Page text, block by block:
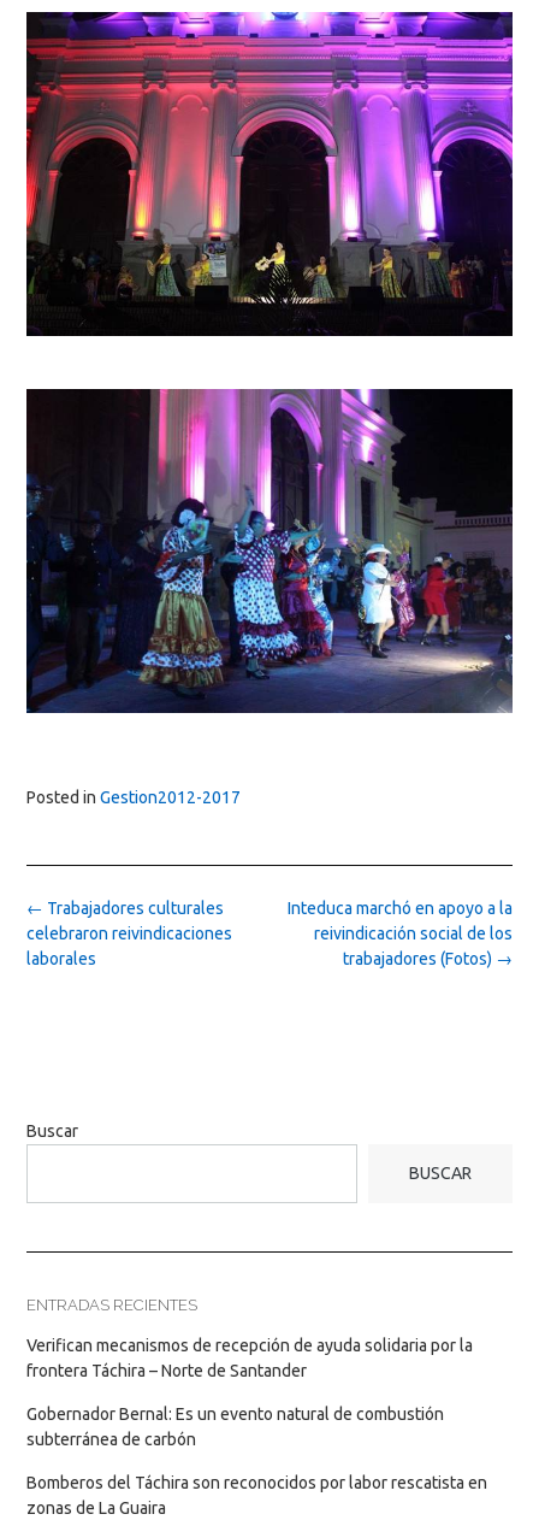
Posted in Gestion2012-2017
Post
navigation
Inteduca marchó en apoyo a la
reivindicación social de los
trabajadores (Fotos) →
← Trabajadores culturales
celebraron reivindicaciones
laborales
Buscar
BUSCAR
ENTRADAS RECIENTES
Verifican mecanismos de recepción de ayuda solidaria por la
frontera Táchira – Norte de Santander
Gobernador Bernal: Es un evento natural de combustión
subterránea de carbón
Bomberos del Táchira son reconocidos por labor rescatista en
zonas de La Guaira